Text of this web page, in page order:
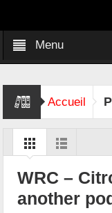
Menu
Accueil
WRC –
another